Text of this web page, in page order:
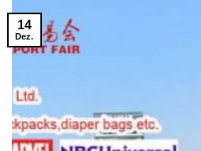
14
Dez.